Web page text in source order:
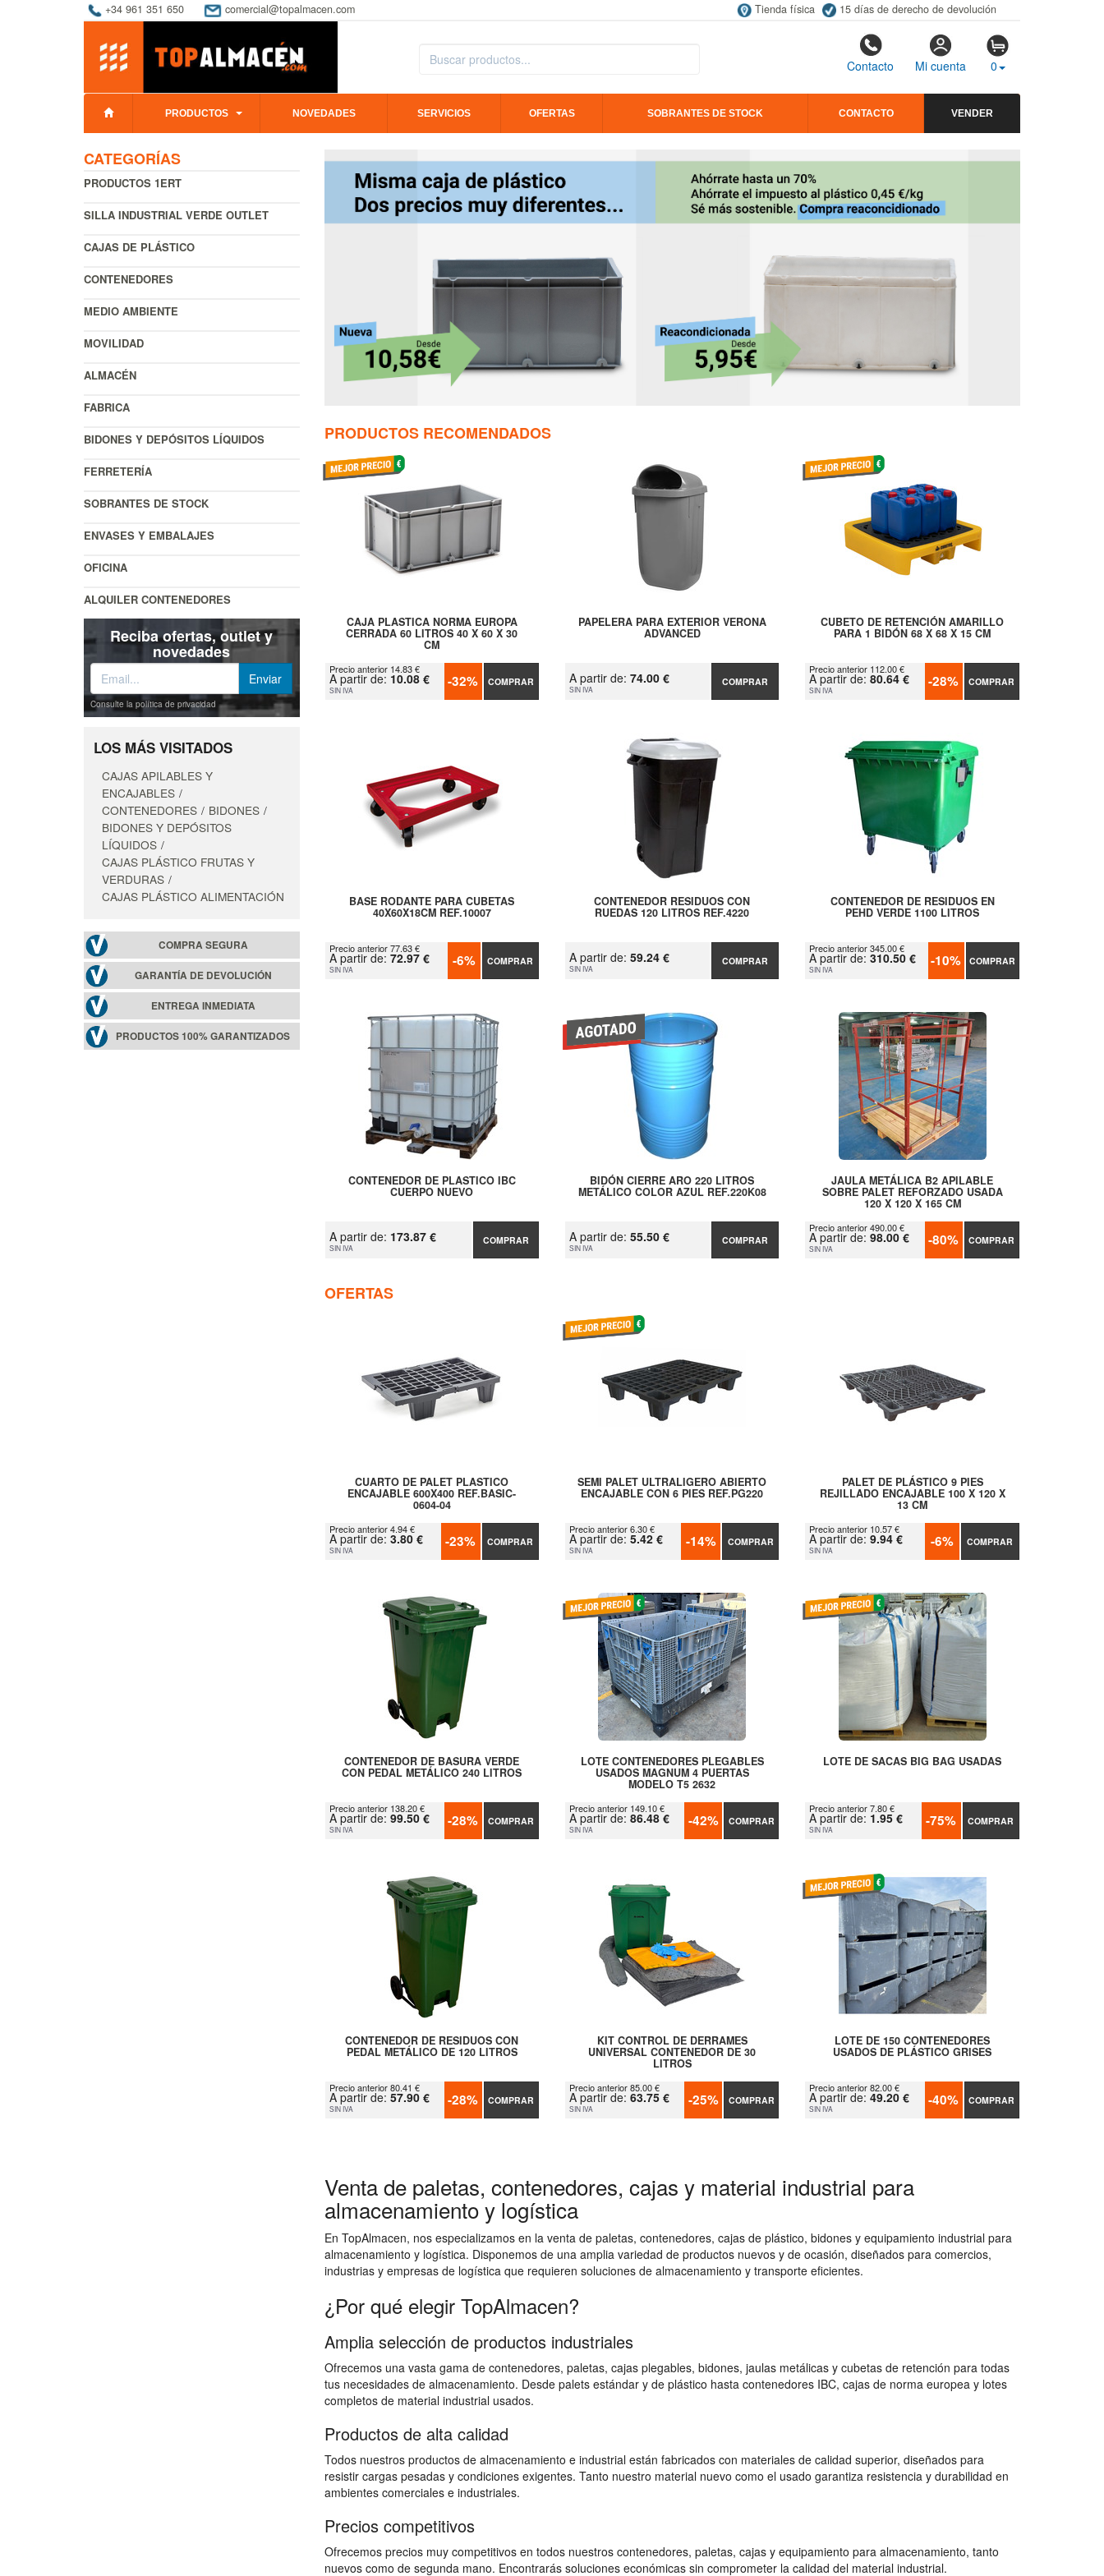
+34 961 351 650 comercial@topalmacen.com Tienda física 15 días de derecho de devolución
Contacto Mi cuenta 0
PRODUCTOS NOVEDADES SERVICIOS OFERTAS SOBRANTES DE STOCK CONTACTO VENDER
CATEGORÍAS
PRODUCTOS 1ERT
SILLA INDUSTRIAL VERDE OUTLET
CAJAS DE PLÁSTICO
CONTENEDORES
MEDIO AMBIENTE
MOVILIDAD
ALMACÉN
FABRICA
BIDONES Y DEPÓSITOS LÍQUIDOS
FERRETERÍA
SOBRANTES DE STOCK
ENVASES Y EMBALAJES
OFICINA
ALQUILER CONTENEDORES
Reciba ofertas, outlet y
novedades
Consulte la política de privacidad
LOS MÁS VISITADOS
CAJAS APILABLES Y
ENCAJABLES
CONTENEDORES
BIDONES
BIDONES Y DEPÓSITOS
LÍQUIDOS
CAJAS PLÁSTICO FRUTAS Y
VERDURAS
CAJAS PLÁSTICO ALIMENTACIÓN
COMPRA SEGURA
GARANTÍA DE DEVOLUCIÓN
ENTREGA INMEDIATA
PRODUCTOS 100% GARANTIZADOS
PRODUCTOS RECOMENDADOS
CAJA PLASTICA NORMA EUROPA
CERRADA 60 LITROS 40 X 60 X 30
CM
Precio anterior 14.83 €
A partir de: 10.08 €
SIN IVA -32% COMPRAR
PAPELERA PARA EXTERIOR VERONA
ADVANCED
A partir de: 74.00 €
SIN IVA
COMPRAR
CUBETO DE RETENCIÓN AMARILLO
PARA 1 BIDÓN 68 X 68 X 15 CM
Precio anterior 112.00 €
A partir de:80.64 €
SIN IVA -28% COMPRAR
BASE RODANTE PARA CUBETAS
40X60X18CM REF.10007
Precio anterior 77.63 €
A partir de: 72.97 €
SIN IVA -6% COMPRAR
CONTENEDOR RESIDUOS CON
RUEDAS 120 LITROS REF.4220
A partir de: 59.24 €
SIN IVA
COMPRAR
CONTENEDOR DE RESIDUOS EN
PEHD VERDE 1100 LITROS
Precio anterior 345.00 €
A partir de:310.50 €
SIN IVA -10% COMPRAR
CONTENEDOR DE PLASTICO IBC
CUERPO NUEVO
A partir de: 173.87 €
SIN IVA
COMPRAR
BIDÓN CIERRE ARO 220 LITROS
METÁLICO COLOR AZUL REF.220K08
A partir de: 55.50 €
SIN IVA
COMPRAR
JAULA METÁLICA B2 APILABLE
SOBRE PALET REFORZADO USADA
120 X 120 X 165 CM
Precio anterior 490.00 €
A partir de:98.00 €
SIN IVA -80% COMPRAR
OFERTAS
CUARTO DE PALET PLASTICO
ENCAJABLE 600X400 REF.BASIC-
0604-04
Precio anterior 4.94 €
A partir de: 3.80 €
SIN IVA -23% COMPRAR
SEMI PALET ULTRALIGERO ABIERTO
ENCAJABLE CON 6 PIES REF.PG220
Precio anterior 6.30 €
A partir de: 5.42 €
SIN IVA -14% COMPRAR
PALET DE PLÁSTICO 9 PIES
REJILLADO ENCAJABLE 100 X 120 X
13 CM
Precio anterior 10.57 €
A partir de:9.94 €
SIN IVA -6% COMPRAR
CONTENEDOR DE BASURA VERDE
CON PEDAL METÁLICO 240 LITROS
Precio anterior 138.20 €
A partir de: 99.50 €
SIN IVA -28% COMPRAR
LOTE CONTENEDORES PLEGABLES
USADOS MAGNUM 4 PUERTAS
MODELO T5 2632
Precio anterior 149.10 €
A partir de: 86.48 €
SIN IVA -42% COMPRAR
LOTE DE SACAS BIG BAG USADAS
Precio anterior 7.80 €
A partir de: 1.95 €
SIN IVA -75% COMPRAR
CONTENEDOR DE RESIDUOS CON
PEDAL METÁLICO DE 120 LITROS
Precio anterior 80.41 €
A partir de: 57.90 €
SIN IVA -28% COMPRAR
KIT CONTROL DE DERRAMES
UNIVERSAL CONTENEDOR DE 30
LITROS
Precio anterior 85.00 €
A partir de: 63.75 €
SIN IVA -25% COMPRAR
LOTE DE 150 CONTENEDORES
USADOS DE PLÁSTICO GRISES
Precio anterior 82.00 €
A partir de:49.20 €
SIN IVA -40% COMPRAR
Venta de paletas, contenedores, cajas y material industrial para
almacenamiento y logística
En TopAlmacen, nos especializamos en la venta de paletas, contenedores, cajas de plástico, bidones y equipamiento industrial para
almacenamiento y logística. Disponemos de una amplia variedad de productos nuevos y de ocasión, diseñados para comercios,
industrias y empresas de logística que requieren soluciones de almacenamiento y transporte eficientes.
¿Por qué elegir TopAlmacen?
Amplia selección de productos industriales
Ofrecemos una vasta gama de contenedores, paletas, cajas plegables, bidones, jaulas metálicas y cubetas de retención para todas
tus necesidades de almacenamiento. Desde palets estándar y de plástico hasta contenedores IBC, cajas de norma europea y lotes
completos de material industrial usados.
Productos de alta calidad
Todos nuestros productos de almacenamiento e industrial están fabricados con materiales de calidad superior, diseñados para
resistir cargas pesadas y condiciones exigentes. Tanto nuestro material nuevo como el usado garantiza resistencia y durabilidad en
ambientes comerciales e industriales.
Precios competitivos
Ofrecemos precios muy competitivos en todos nuestros contenedores, paletas, cajas y equipamiento para almacenamiento, tanto
nuevos como de segunda mano. Encontrarás soluciones económicas sin comprometer la calidad del material industrial.